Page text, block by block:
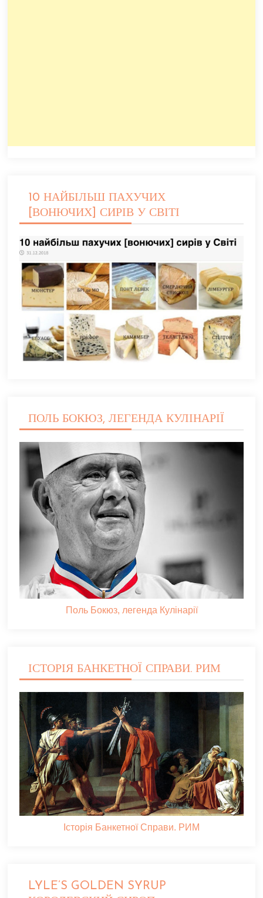
10 НАЙБІЛЬШ ПАХУЧИХ
[ВОНЮЧИХ] СИРІВ У СВІТІ
ПОЛЬ БОКЮЗ, ЛЕГЕНДА КУЛІНАРІЇ
Поль Бокюз, легенда Кулінарії
ІСТОРІЯ БАНКЕТНОЇ СПРАВИ. РИМ
Історія Банкетної Справи. РИМ
LYLE’S GOLDEN SYRUP